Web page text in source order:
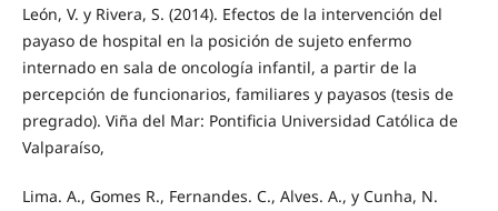
León, V. y Rivera, S. (2014). Efectos de la intervención del
payaso de hospital en la posición de sujeto enfermo
internado en sala de oncología infantil, a partir de la
percepción de funcionarios, familiares y payasos (tesis de
pregrado). Viña del Mar: Pontificia Universidad Católica de
Valparaíso,
Lima. A., Gomes R., Fernandes. C., Alves. A., y Cunha, N.